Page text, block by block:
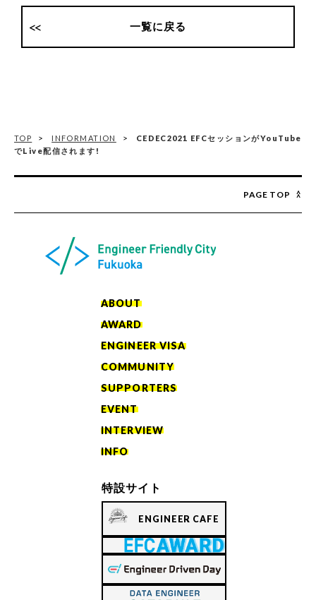
一覧に戻る
TOP INFORMATION
CEDEC2021 EFCセッションがYouTube
でLive配信されます!
PAGE TOP
ABOUT
AWARD
ENGINEER VISA
COMMUNITY
SUPPORTERS
EVENT
INTERVIEW
INFO
特設サイト
ENGINEER CAFE